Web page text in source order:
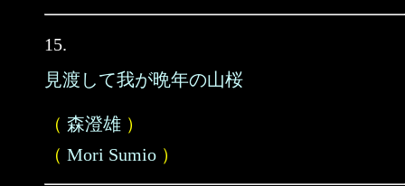
15.
見渡して我が晩年の山桜
（ 森澄雄 ）
（ Mori Sumio ）